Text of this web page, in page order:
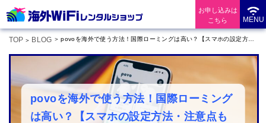
お申し込みは
こちら
MENU
TOP BLOG povoを海外で使う方法！国際ローミングは高い？【スマホの設定方法・注意点も解説】
povoを海外で使う方法！国際ローミング
は高い？【スマホの設定方法・注意点も